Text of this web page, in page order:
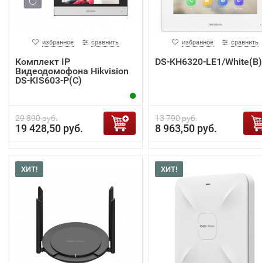
избранное сравнить
Комплект IP
Видеодомофона Hikvision
DS-KIS603-P(C)
29 890 руб.
19 428,50 руб.
избранное сравнить
DS-KH6320-LE1/White(B)
13 790 руб.
8 963,50 руб.
ХИТ! ХИТ!